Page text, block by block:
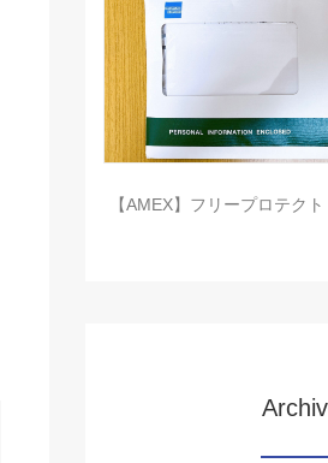
【AMEX】フリープロテク